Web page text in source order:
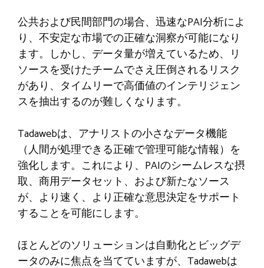
公共および民間部門の場合、迅速なPAI分析によ
り、不安定な市場での正確な洞察が可能になり
ます。しかし、データ量が増えているため、リ
ソースを受けたチームでさえ圧倒されるリスク
があり、タイムリーで高価値のインテリジェン
スを抽出するのが難しくなります。
Tadawebは、アナリストの小さなデータ機能
（人間が処理できる正確で管理可能な情報）を
強化します。これにより、PAIのシームレスな摂
取、商用データセット、および新たなソース
が、より速く、より正確な意思決定をサポート
することを可能にします。
ほとんどのソリューションは自動化とビッグデ
ータのみに焦点を当てていますが、Tadawebは